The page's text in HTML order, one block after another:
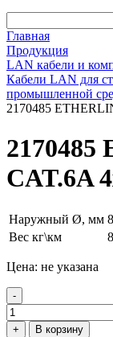
Главная
Продукция
LAN кабели и
Кабели LAN для
промышленной
2170485
2170485
CAT.6A
Наружный Ø, мм
Вес кг\км
Цена: не указана
-
+ В корзину